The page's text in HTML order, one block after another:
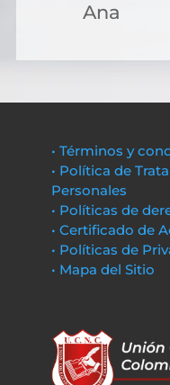
Ana
• Términos y
• Política de
Personales
• Políticas de
• Certificado de
• Políticas de
• Mapa del Sitio